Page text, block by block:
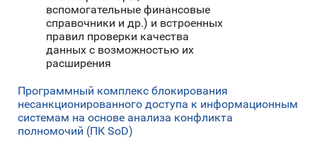
вспомогательные финансовые
справочники и др.) и встроенных
правил проверки качества
данных с возможностью их
расширения
Программный комплекс блокирования
несанкционированного доступа к информационным
системам на основе анализа конфликта
полномочий (ПК SoD)